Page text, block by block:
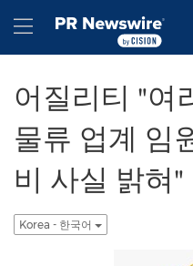
Hamburger menu
어질리티 "여
물류 업계 임
비 사실 밝혀"
Korea - 한국어